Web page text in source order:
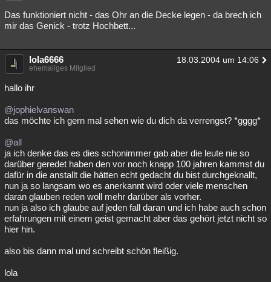
Das funktioniert nicht - das Ohr an die Decke legen - da brech ich
mir das Genick - trotz Hochbett...
lola6666 18.03.2004 um 14:06
ehemaliges Mitglied
hallo ihr
@jophielvanswan
das möchte ich gern mal sehen wie du dich da verrengst? *gggg*
@all
ja ich denke das es dies schonimmer gab aber die leute nie so
darüber geredet haben den vor noch knapp 100 jahren kammst du
dafür in die anstallt die hätten echt gedacht du bist durchgeknallt,
nun ja so langsam wo es anerkannt wird oder viele menschen
daran glauben reden woll mehr darüber als vorher.
nun ja also ich glaube auf jeden fall daran und ich habe auch schon
erfahrungen mit einem geist gemacht aber das gehört jetzt nicht so
hier hin.
also bis dann mal und schreibt schön fleißig.
lola